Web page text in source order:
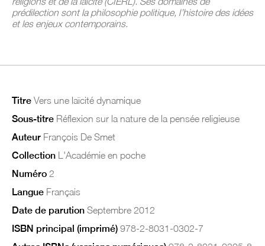
prédilection sont la philosophie politique, l’histoire des idées
et les enjeux contemporains.
Titre Vers une laïcité dynamique
Sous-titre Réflexion sur la nature de la pensée religieuse
Auteur François De Smet
Collection L'Académie en poche
Numéro 2
Langue Français
Date de parution Septembre 2012
ISBN principal (imprimé) 978-2-8031-0302-7